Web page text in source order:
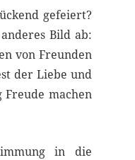
gefeiert?
Bild ab:
von Freunden
der Liebe und
Freude machen
in die